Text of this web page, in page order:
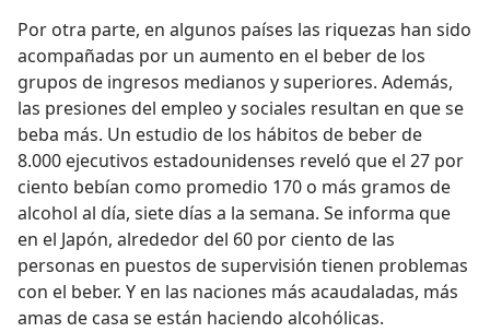
Por otra parte, en algunos países las riquezas han sido
acompañadas por un aumento en el beber de los
grupos de ingresos medianos y superiores. Además,
las presiones del empleo y sociales resultan en que se
beba más. Un estudio de los hábitos de beber de
8.000 ejecutivos estadounidenses reveló que el 27 por
ciento bebían como promedio 170 o más gramos de
alcohol al día, siete días a la semana. Se informa que
en el Japón, alrededor del 60 por ciento de las
personas en puestos de supervisión tienen problemas
con el beber. Y en las naciones más acaudaladas, más
amas de casa se están haciendo alcohólicas.